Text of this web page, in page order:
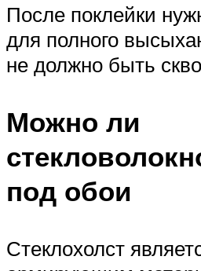
После поклейки
для полного
не должно быть
Можно ли
под обои
Стеклохолст